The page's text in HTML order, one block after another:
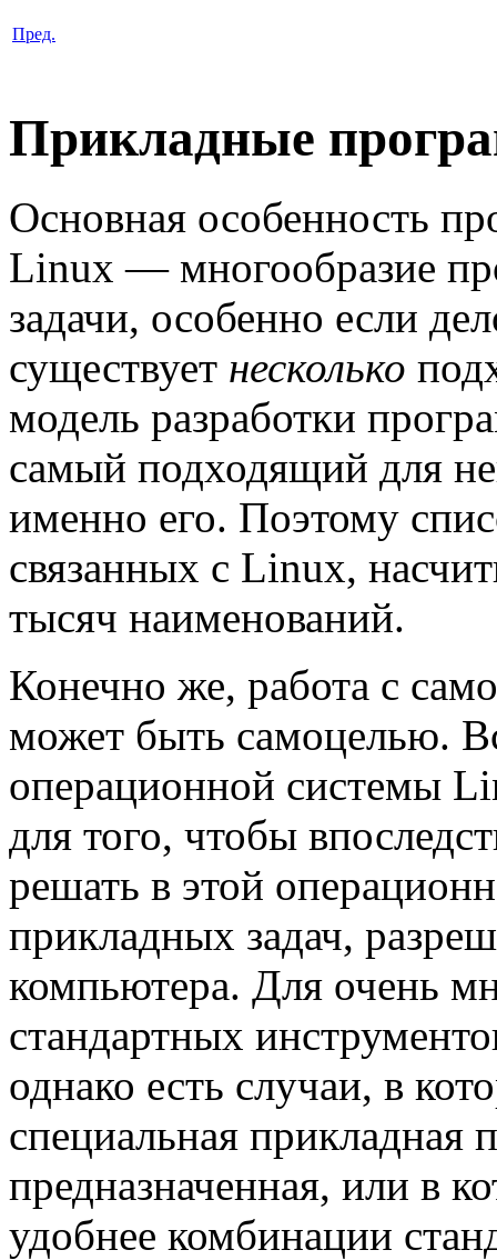
Пред.
Прикладные
Основная особенность
Linux — многообразие
задачи, особенно если
существует несколько
модель разработки
самый подходящий для
именно его. Поэтому
связанных с Linux,
тысяч наименований.
Конечно же, работа с
может быть самоцелью.
операционной системы
для того, чтобы
решать в этой
прикладных задач,
компьютера. Для очень
стандартных
однако есть случаи, в
специальная прикладная
предназначенная, или в
удобнее комбинации